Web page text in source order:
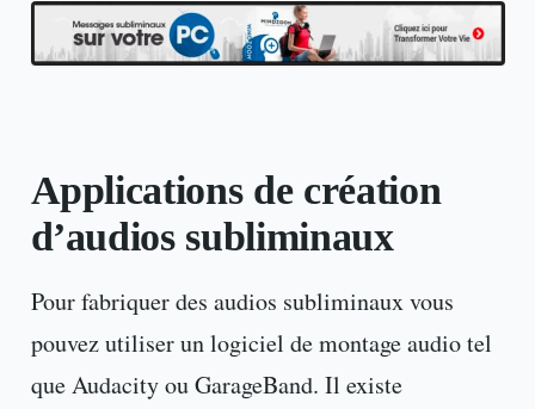
Applications de création
d’audios subliminaux
Pour fabriquer des audios subliminaux vous
pouvez utiliser un logiciel de montage audio tel
que Audacity ou GarageBand. Il existe